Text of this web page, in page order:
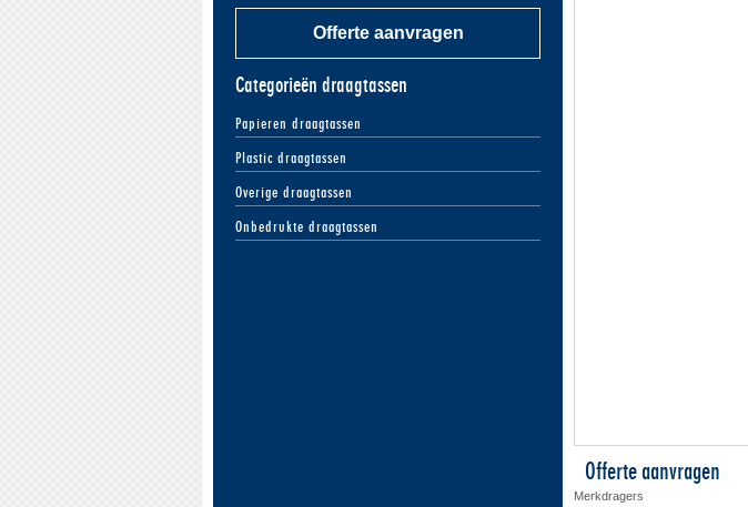
Offerte aanvragen
Categorieën draagtassen
Papieren draagtassen
Plastic draagtassen
Overige draagtassen
Onbedrukte draagtassen
Offerte aanvragen
Merkdragers